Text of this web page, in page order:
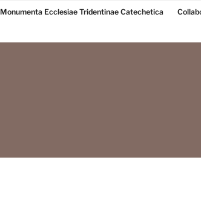
Monumenta Ecclesiae Tridentinae Catechetica